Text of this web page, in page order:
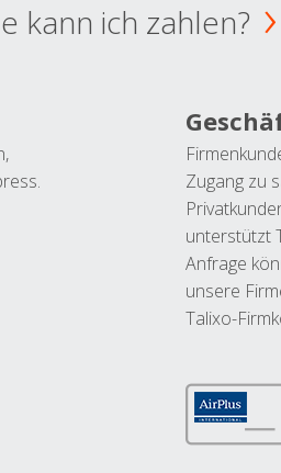
kann ich zahlen?
Zugang zu
unterstützt
Anfrage
unsere
Talixo-